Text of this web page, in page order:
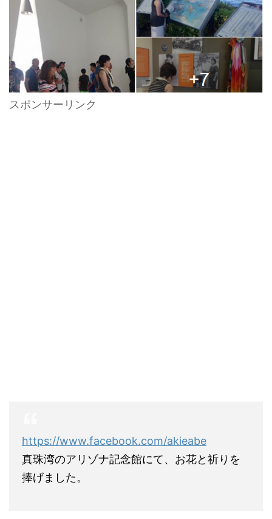
スポンサーリンク
https://www.facebook.com/akieabe
真珠湾のアリゾナ記念館にて、お花と祈りを
捧げました。